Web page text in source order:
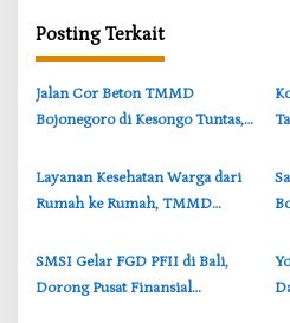
s
i
p
s
Posting Terkait
‎Jalan Cor Beton TMMD
Bojonegoro di Kesongo Tuntas,
Mudah Beraktivitas
‎Layanan Kesehatan Warga dari
Rumah ke Rumah, TMMD
‎SMSI Gelar FGD PFII di Bali,
Dorong Pusat Finansial